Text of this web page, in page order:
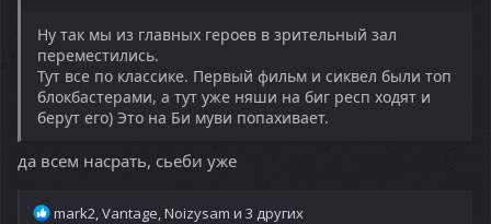
Ну так мы из главных героев в зрительный зал
переместились.
Тут все по классике. Первый фильм и сиквел были топ
блокбастерами, а тут уже няши на биг респ ходят и
берут его) Это на Би муви попахивает.
да всем насрать, сьеби уже
Р
mark2,Vantage,Noizysam и 3 других